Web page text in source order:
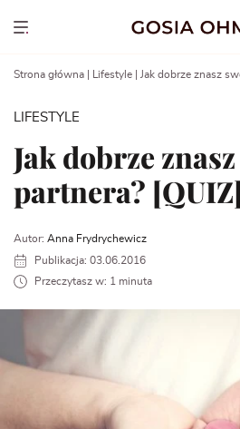
Show menu
Strona główna Lifestyle Jak dobrze znasz
LIFESTYLE
Jak dobrze
partnera? [QUIZ]
Autor: Anna Frydrychewicz
Publikacja: 03.06.2016
Przeczytasz w: 1 minuta